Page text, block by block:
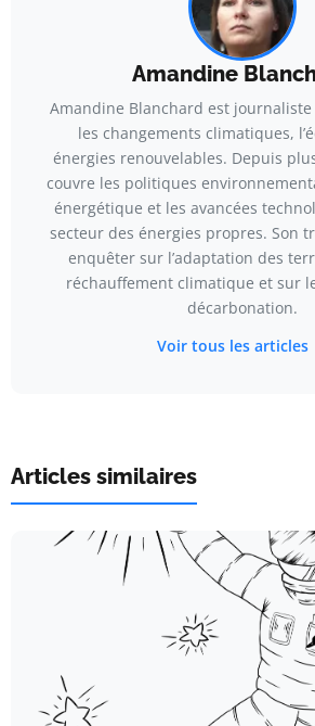
Amandine
Amandine Blanchard est
les changements climatiques,
énergies renouvelables. Depuis
couvre les politiques
énergétique et les avancées
secteur des énergies propres. Son
enquêter sur l’adaptation des
réchauffement climatique et sur
décarbonation.
Voir tous les articles
Articles similaires